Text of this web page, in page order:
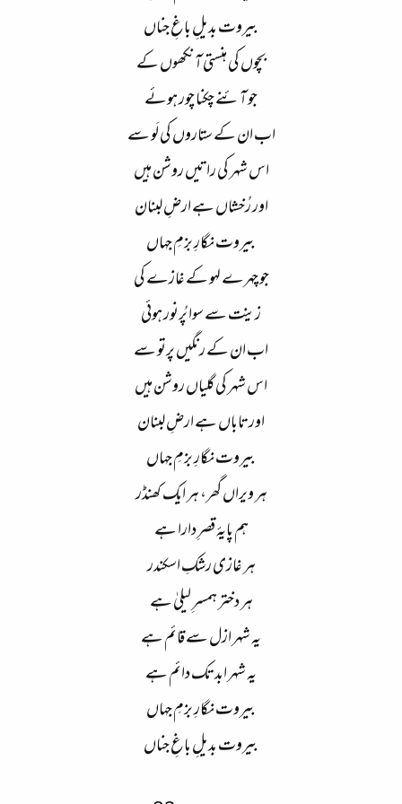
بیروت بدیلِ باغِ جناں
بچوں کی ہنستی آنکھوں کے
جو آئنے چکنا چور ہوئے
اب ان کے ستاروں کی لَو سے
اس شہر کی راتیں روشن ہیں
اور رُخشاں ہے ارضِ لبنان
بیروت نگارِ بزمِ جہاں
جو چہرے لہو کے غازے کی
زینت سے سوا پُرنور ہوئی
اب ان کے رنگیں پرتو سے
اس شہر کی گلیاں روشن ہیں
اور تاباں ہے ارضِ لبنان
بیروت نگارِ بزمِ جہاں
ہر ویراں گھر، ہر ایک کھنڈر
ہم پایۂ قصرِ دارا ہے
ہر غازی رشکِ اسکندر
ہر دختر ہمسرِ لیلیٰ ہے
یہ شہر ازل سے قائم ہے
یہ شہر ابد تک دائم ہے
بیروت نگارِ بزمِ جہاں
بیروت بدیلِ باغِ جناں